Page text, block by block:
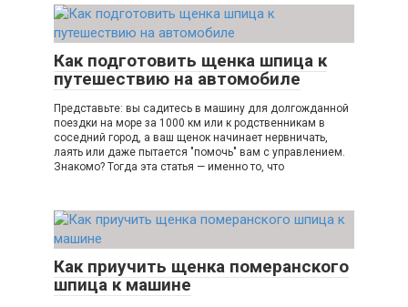
Как подготовить щенка шпица к
путешествию на автомобиле
Представьте: вы садитесь в машину для долгожданной
поездки на море за 1000 км или к родственникам в
соседний город, а ваш щенок начинает нервничать,
лаять или даже пытается "помочь" вам с управлением.
Знакомо? Тогда эта статья — именно то, что
Как приучить щенка померанского
шпица к машине